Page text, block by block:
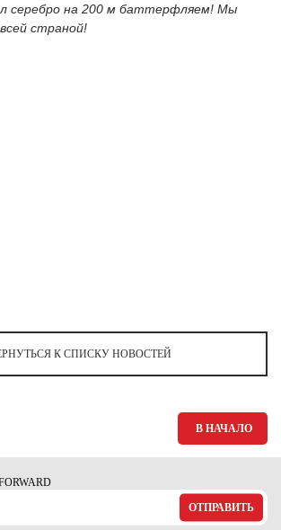
серебро на 200 м баттерфляем! Мы
страной!
К СПИСКУ НОВОСТЕЙ
В НАЧАЛО
ОТПРАВИТЬ